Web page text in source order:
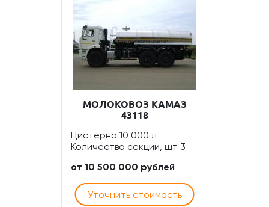
МОЛОКОВОЗ КАМАЗ
43118
Цистерна 10 000 л
Количество секций, шт 3
от 10 500 000 рублей
Уточнить стоимость